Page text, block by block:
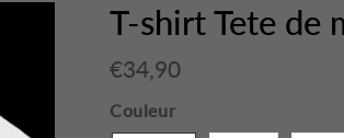
T-shirt Tete de
€34,90
Couleur